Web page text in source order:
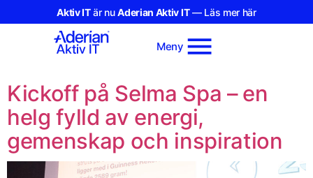
Aktiv ITär nuAderian Aktiv IT— Läs mer här
Meny
Kickoff på Selma Spa – en
helg fylld av energi,
gemenskap och inspiration